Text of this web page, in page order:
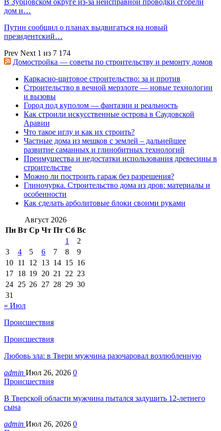
дом и…
Путин сообщил о планах выдвигаться на новый
президентский…
Prev Next 1 из 7 174
Домостройка — советы по строительству и ремонту домов
Каркасно-щитовое строительство: за и против
Строительство в вечной мерзлоте — новые технологии
и вызовы
Город под куполом — фантазии и реальность
Как строили искусственные острова в Саудовской
Аравии
Что такое иглу и как их строить?
Частные дома из мешков с землей – дальнейшее
развитие саманных и глинобитных технологий
Преимущества и недостатки использования древесины в
строительстве
Можно ли построить гараж без разрешения?
Глиночурка. Строительство дома из дров: материалы и
особенности
Как сделать арболитовые блоки своими руками
Август 2026
Пн Вт Ср Чт Пт Сб Вс
1
2
3
4 5 6 7 8
9
10 11 12 13 14 15 16
17 18 19 20 21 22 23
24 25 26 27 28 29 30
31
« Июл
Происшествия
Происшествия
Любовь зла: в Твери мужчина разочаровал возлюбленную
admin Июл 26, 2026 0
Происшествия
В Тверской области мужчина пытался задушить 12-летнего
сына
admin Июл 26, 2026 0